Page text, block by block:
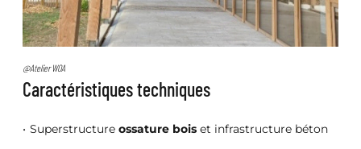
@Atelier WOA
Caractéristiques techniques
Superstructure ossature bois et infrastructure béton